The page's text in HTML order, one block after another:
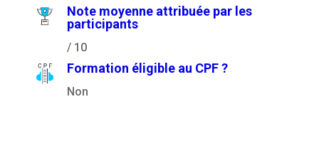
Note moyenne attribuée par les
participants
/ 10
Formation éligible au CPF ?
Non